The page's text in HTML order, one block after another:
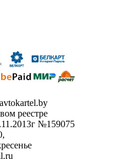
реестре
№159075